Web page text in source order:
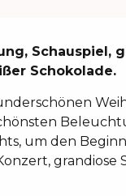
Schauspiel,
Schokolade.
um den
grandiose